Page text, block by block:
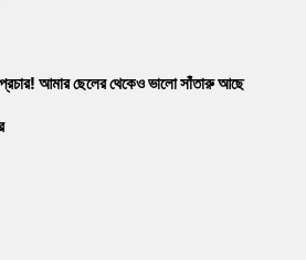
আমার ছেলের থেকেও ভালো সাঁতারু আছে